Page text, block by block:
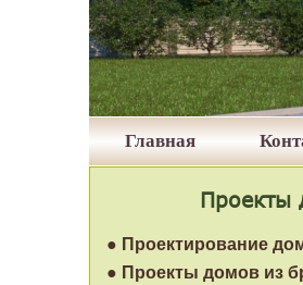
Главная
Проекты
● Проектирование
● Проекты домов из